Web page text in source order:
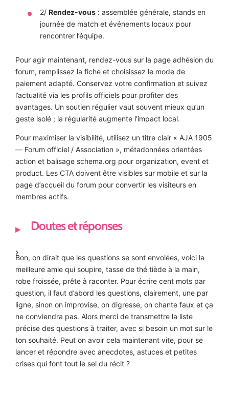
2/ Rendez-vous : assemblée générale, stands en
journée de match et événements locaux pour
rencontrer l’équipe.
Pour agir maintenant, rendez-vous sur la page adhésion du
forum, remplissez la fiche et choisissez le mode de
paiement adapté. Conservez votre confirmation et suivez
l’actualité via les profils officiels pour profiter des
avantages. Un soutien régulier vaut souvent mieux qu’un
geste isolé ; la régularité augmente l’impact local.
Pour maximiser la visibilité, utilisez un titre clair « AJA 1905
— Forum officiel / Association », métadonnées orientées
action et balisage schema.org pour organization, event et
product. Les CTA doivent être visibles sur mobile et sur la
page d’accueil du forum pour convertir les visiteurs en
membres actifs.
Doutes et réponses
Bon, on dirait que les questions se sont envolées, voici la
meilleure amie qui soupire, tasse de thé tiède à la main,
robe froissée, prête à raconter. Pour écrire cent mots par
question, il faut d’abord les questions, clairement, une par
ligne, sinon on improvise, on digresse, on chante faux et ça
ne conviendra pas. Alors merci de transmettre la liste
précise des questions à traiter, avec si besoin un mot sur le
ton souhaité. Peut on avoir cela maintenant vite, pour se
lancer et répondre avec anecdotes, astuces et petites
crises qui font tout le sel du récit ?